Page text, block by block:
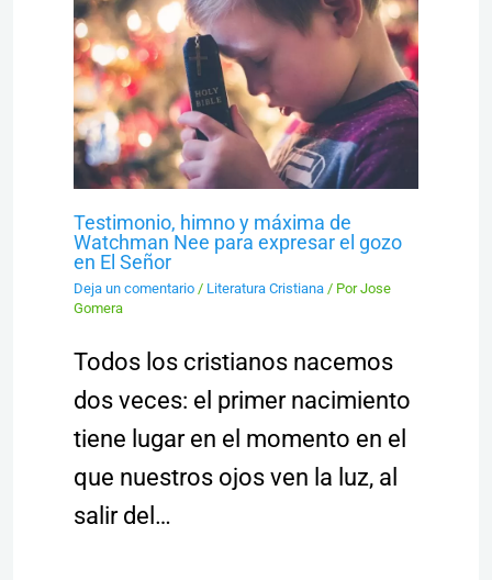
Testimonio, himno y máxima de
Watchman Nee para expresar el gozo
en El Señor
Deja un comentario / Literatura Cristiana/ PorJose
Gomera
Todos los cristianos nacemos
dos veces: el primer nacimiento
tiene lugar en el momento en el
que nuestros ojos ven la luz, al
salir del…